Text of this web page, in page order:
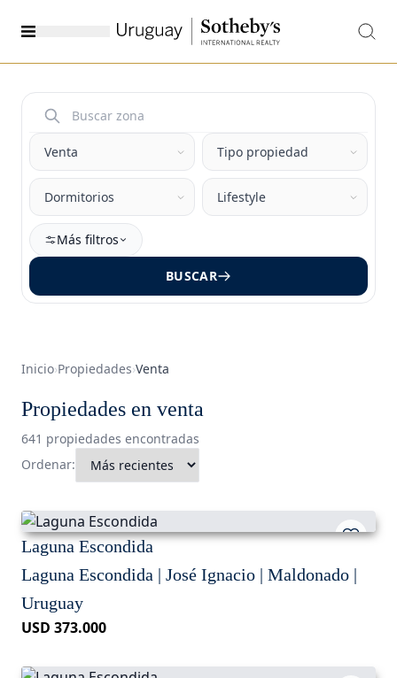
Más filtros
BUSCAR
Inicio›Propiedades›Venta
Propiedades en venta
641 propiedades encontradas
Ordenar:
Laguna Escondida
Laguna Escondida | José Ignacio | Maldonado |
Uruguay
USD 373.000